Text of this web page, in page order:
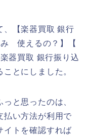
、【楽器買取 銀行
使えるの？】【
器買取 銀行振り込
とにしました。
と思ったのは、
払い方法が利用で
イトを確認すれば